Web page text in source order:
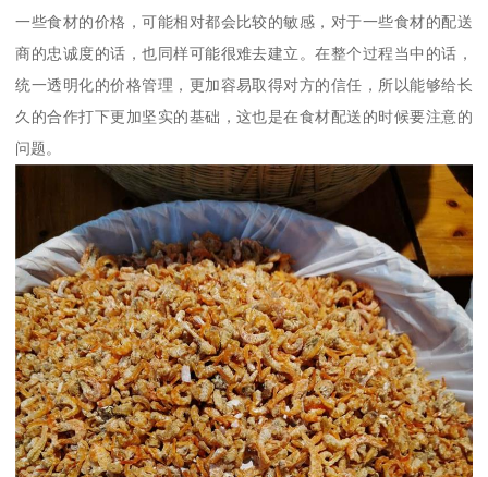
一些食材的价格，可能相对都会比较的敏感，对于一些食材的配送
商的忠诚度的话，也同样可能很难去建立。在整个过程当中的话，
统一透明化的价格管理，更加容易取得对方的信任，所以能够给长
久的合作打下更加坚实的基础，这也是在食材配送的时候要注意的
问题。